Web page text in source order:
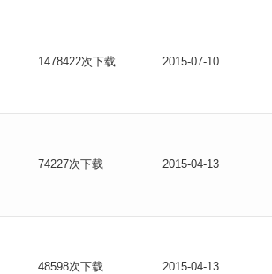
1478422次下载 2015-07-10
74227次下载 2015-04-13
48598次下载 2015-04-13